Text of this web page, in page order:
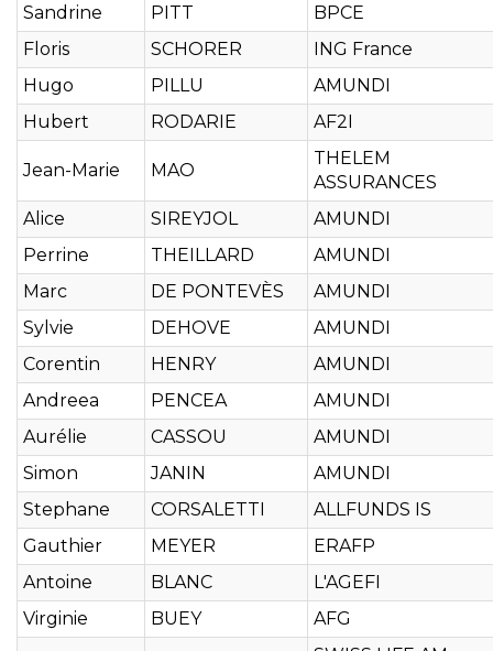
Sandrine
PITT
BPCE
Floris
SCHORER
ING France
Hugo
PILLU
AMUNDI
Hubert
RODARIE AF2I
Jean-Marie MAO
THELEM
ASSURANCES
Alice
SIREYJOL
AMUNDI
Perrine
THEILLARD
AMUNDI
Marc
DE PONTEVÈS
AMUNDI
Sylvie
DEHOVE
AMUNDI
Corentin
HENRY
AMUNDI
Andreea
PENCEA
AMUNDI
Aurélie
CASSOU
AMUNDI
Simon
JANIN
AMUNDI
Stephane
CORSALETTI
ALLFUNDS IS
Gauthier
MEYER
ERAFP
Antoine
BLANC
L'AGEFI
Virginie
BUEY AFG